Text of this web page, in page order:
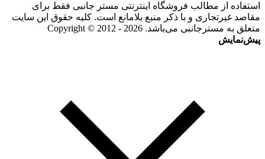
استفاده از مطالب فروشگاه اینترنتی مستر جانبی فقط برای
مقاصد غیرتجاری و با ذکر منبع بلامانع است. کلیه حقوق این سایت
متعلق به مسترجانبی می‌باشد. Copyright © 2012 - 2026
پیش‌نمایش